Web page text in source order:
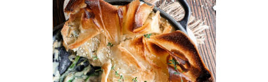
Vegan
Strawberry
Tart